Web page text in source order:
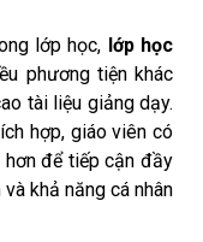
lớp học, lớp học
phương tiện khác
tài liệu giảng dạy.
hợp, giáo viên có
để tiếp cận đầy
khả năng cá nhân